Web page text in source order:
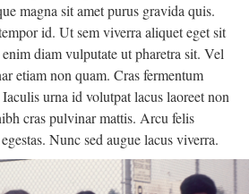
magna sit amet purus gravida quis.
id. Ut sem viverra aliquet eget sit
diam vulputate ut pharetra sit. Vel
etiam non quam. Cras fermentum
urna id volutpat lacus laoreet non
cras pulvinar mattis. Arcu felis
Nunc sed augue lacus viverra.